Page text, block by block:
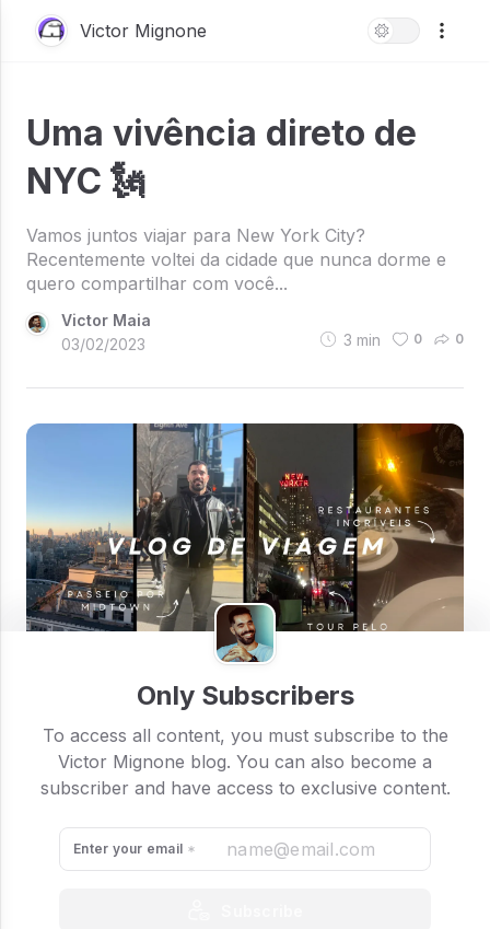
Victor Mignone
Uma vivência direto de
NYC 🗽
Vamos juntos viajar para New York City?
Recentemente voltei da cidade que nunca dorme e
quero compartilhar com você...
Victor Maia
03/02/2023
3 min 0 0
Vlog de Viagem 01: VIX
Recentemente retornei da minha 6ª visita à
City! 🗽
A grande maçã 🍎 é tudo aquilo que ela oferece para
você...
Only Subscribers
To access all content, you must subscribe to the
Victor Mignone blog. You can also become a
subscriber and have access to exclusive content.
Enter your email